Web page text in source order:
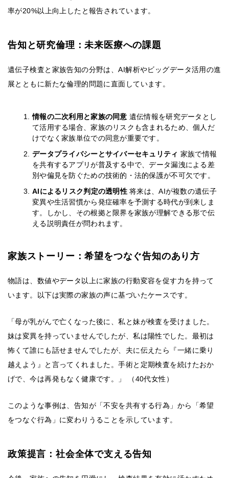
率が20%以上向上したと報告されています。
告知と研究倫理：未来医療への課題
遺伝子検査と家族告知の分野は、AI解析やビッグデータ活用の進
展とともに新たな倫理的問題に直面しています。
情報の二次利用と家族の同意 遺伝情報を研究データとし
て活用する場合、家族のリスクも含まれるため、個人だ
けでなく家族単位での同意が重要です。
データプライバシーとサイバーセキュリティ 家族で情報
を共有するアプリが普及する中で、データ漏洩による差
別や偏見を防ぐための技術的・法的保護が不可欠です。
AIによるリスク判定の透明性将来は、AIが複数の遺伝子
変異や生活習慣から発症確率を予測する時代が到来しま
す。しかし、その根拠と限界を家族が理解できる形で伝
える説明責任が問われます。
家族ストーリー：希望をつなぐ告知のあり方
物語は、数値やデータ以上に家族の行動変容を促す力を持って
います。以下は実際の家族の声に基づいたケースです。
「母が乳がんで亡くなった後に、私と妹が検査を受けました。
妹は変異を持っていませんでしたが、私は陽性でした。最初は
怖くて誰にも話せませんでしたが、夫に伝えたら『一緒に乗り
越えよう』と言ってくれました。手術と定期検査を続けたおか
げで、今は再発もなく健康です。」 （40代女性）
このような事例は、告知が「不安を共有する行為」から「希望
をつなぐ行為」に変わりうることを示しています。
政策提言：社会全体で支える告知